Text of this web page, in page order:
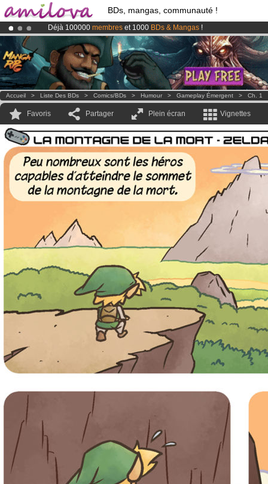
BDs, mangas, communauté !
Déjà 100000 membres et 1000 BDs & Mangas !
Abonnement premium: à partir de3.95 eurospar mois !Clique ici
LeKickstarter Amilova est désormais lancé
Accueil > Liste Des BDs > Comics/BDs > Humour > Gameplay Émergent > Ch. 1
Favoris Partager Plein écran Vignettes